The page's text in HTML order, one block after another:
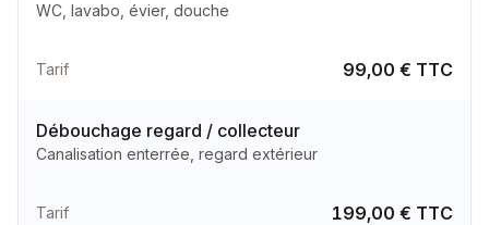
WC, lavabo, évier, douche
Tarif 99,00 € TTC
Débouchage regard / collecteur
Canalisation enterrée, regard extérieur
Tarif 199,00 € TTC